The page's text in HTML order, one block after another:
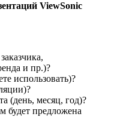
ViewSonic
и пр.)?
использовать)?
(день, месяц, год)?
будет предложена